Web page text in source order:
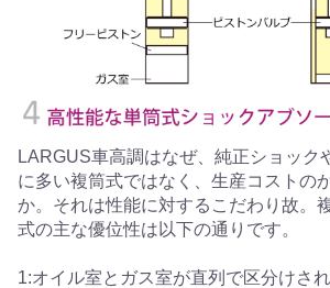
LARGUS車高調はなぜ、純正ショック
に多い複筒式ではなく、生産コストの
か。それは性能に対するこだわり故。
式の主な優位性は以下の通りです。
1:オイル室とガス室が直列で区分けさ